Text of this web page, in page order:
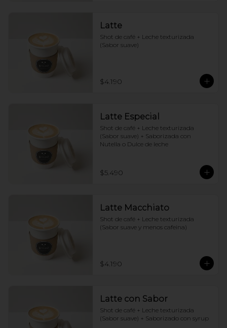
Latte
Shot de café + Leche texturizada
(Sabor suave)
$4.190
Latte Especial
Shot de café + Leche texturizada
(Sabor suave) + Saborizada con
Nutella o Dulce de leche
$5.490
Latte Macchiato
Shot de café + Leche texturizada
(Sabor suave y menos cafeina)
$4.190
Latte con Sabor
Shot de café + Leche texturizada
(Sabor suave) + Saborizado con syrup